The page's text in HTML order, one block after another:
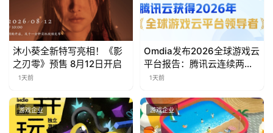
海
站
中
文
沐小葵全新特写亮相！《影
之刃零》预售 8月12日开启
1天前
Omdia发布2026全球游戏云
平台报告：腾讯云连续两年
入选“领导者”象限
1天前
游戏企业 游戏企业